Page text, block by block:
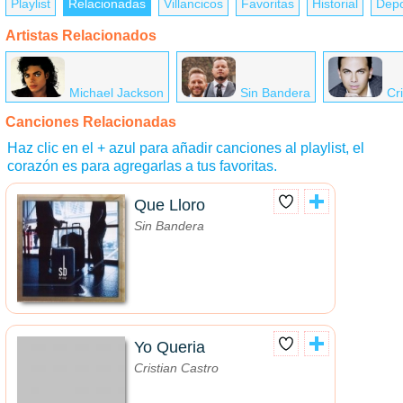
Playlist Relacionadas Villancicos Favoritas Historial
Artistas Relacionados
Michael Jackson Sin Bandera
Canciones Relacionadas
Haz clic en el + azul para añadir canciones al playlist, el
corazón es para agregarlas a tus favoritas.
Que Lloro
Sin Bandera
Yo Queria
Cristian Castro